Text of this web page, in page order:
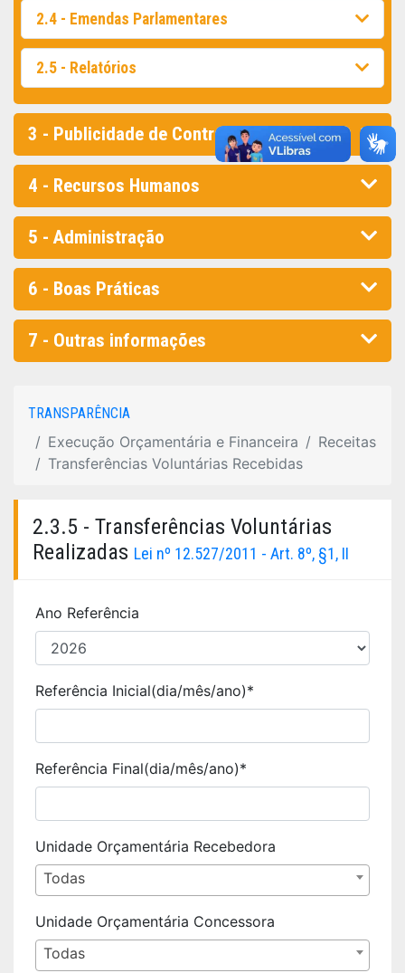
2.4 - Emendas Parlamentares
2.5 - Relatórios
3 - Publicidade de Contratações
4 - Recursos Humanos
5 - Administração
6 - Boas Práticas
7 - Outras informações
TRANSPARÊNCIA
Execução Orçamentária e Financeira
Receitas
Transferências Voluntárias Recebidas
2.3.5 - Transferências Voluntárias
Realizadas Lei nº 12.527/2011 - Art. 8º, §1, II
Ano Referência
Referência Inicial(dia/mês/ano)*
Referência Final(dia/mês/ano)*
Unidade Orçamentária Recebedora
Todas
Unidade Orçamentária Concessora
Todas